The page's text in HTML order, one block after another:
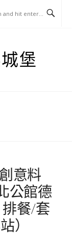
堡
意料
公館德
餐/套
）